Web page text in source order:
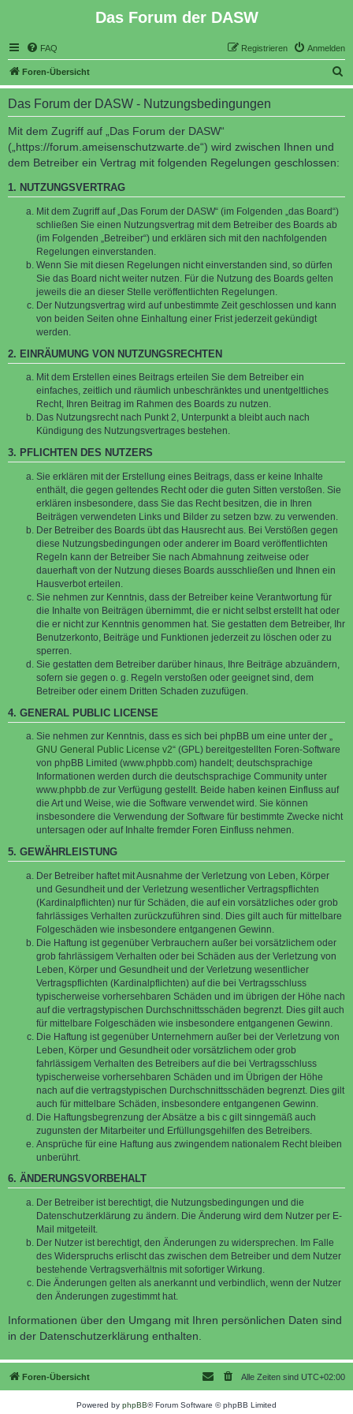
Das Forum der DASW
FAQ Anmelden
Registrieren
Foren-Übersicht
u
Das Forum der DASW - Nutzungsbedingungen
Mit dem Zugriff auf „Das Forum der DASW“
(„https://forum.ameisenschutzwarte.de“) wird zwischen Ihnen und
dem Betreiber ein Vertrag mit folgenden Regelungen geschlossen:
1. NUTZUNGSVERTRAG
Mit dem Zugriff auf „Das Forum der DASW“ (im Folgenden „das Board“)
schließen Sie einen Nutzungsvertrag mit dem Betreiber des Boards ab
(im Folgenden „Betreiber“) und erklären sich mit den nachfolgenden
Regelungen einverstanden.
Wenn Sie mit diesen Regelungen nicht einverstanden sind, so dürfen
Sie das Board nicht weiter nutzen. Für die Nutzung des Boards gelten
jeweils die an dieser Stelle veröffentlichten Regelungen.
Der Nutzungsvertrag wird auf unbestimmte Zeit geschlossen und kann
von beiden Seiten ohne Einhaltung einer Frist jederzeit gekündigt
werden.
2. EINRÄUMUNG VON NUTZUNGSRECHTEN
Mit dem Erstellen eines Beitrags erteilen Sie dem Betreiber ein
einfaches, zeitlich und räumlich unbeschränktes und unentgeltliches
Recht, Ihren Beitrag im Rahmen des Boards zu nutzen.
Das Nutzungsrecht nach Punkt 2, Unterpunkt a bleibt auch nach
Kündigung des Nutzungsvertrages bestehen.
3. PFLICHTEN DES NUTZERS
Sie erklären mit der Erstellung eines Beitrags, dass er keine Inhalte
enthält, die gegen geltendes Recht oder die guten Sitten verstoßen. Sie
erklären insbesondere, dass Sie das Recht besitzen, die in Ihren
Beiträgen verwendeten Links und Bilder zu setzen bzw. zu verwenden.
Der Betreiber des Boards übt das Hausrecht aus. Bei Verstößen gegen
diese Nutzungsbedingungen oder anderer im Board veröffentlichten
Regeln kann der Betreiber Sie nach Abmahnung zeitweise oder
dauerhaft von der Nutzung dieses Boards ausschließen und Ihnen ein
Hausverbot erteilen.
Sie nehmen zur Kenntnis, dass der Betreiber keine Verantwortung für
die Inhalte von Beiträgen übernimmt, die er nicht selbst erstellt hat oder
die er nicht zur Kenntnis genommen hat. Sie gestatten dem Betreiber, Ihr
Benutzerkonto, Beiträge und Funktionen jederzeit zu löschen oder zu
sperren.
Sie gestatten dem Betreiber darüber hinaus, Ihre Beiträge abzuändern,
sofern sie gegen o. g. Regeln verstoßen oder geeignet sind, dem
Betreiber oder einem Dritten Schaden zuzufügen.
4. GENERAL PUBLIC LICENSE
Sie nehmen zur Kenntnis, dass es sich bei phpBB um eine unter der „
GNU General Public License v2“ (GPL) bereitgestellten Foren-Software
von phpBB Limited (www.phpbb.com) handelt; deutschsprachige
Informationen werden durch die deutschsprachige Community unter
www.phpbb.de zur Verfügung gestellt. Beide haben keinen Einfluss auf
die Art und Weise, wie die Software verwendet wird. Sie können
insbesondere die Verwendung der Software für bestimmte Zwecke nicht
untersagen oder auf Inhalte fremder Foren Einfluss nehmen.
5. GEWÄHRLEISTUNG
Der Betreiber haftet mit Ausnahme der Verletzung von Leben, Körper
und Gesundheit und der Verletzung wesentlicher Vertragspflichten
(Kardinalpflichten) nur für Schäden, die auf ein vorsätzliches oder grob
fahrlässiges Verhalten zurückzuführen sind. Dies gilt auch für mittelbare
Folgeschäden wie insbesondere entgangenen Gewinn.
Die Haftung ist gegenüber Verbrauchern außer bei vorsätzlichem oder
grob fahrlässigem Verhalten oder bei Schäden aus der Verletzung von
Leben, Körper und Gesundheit und der Verletzung wesentlicher
Vertragspflichten (Kardinalpflichten) auf die bei Vertragsschluss
typischerweise vorhersehbaren Schäden und im übrigen der Höhe nach
auf die vertragstypischen Durchschnittsschäden begrenzt. Dies gilt auch
für mittelbare Folgeschäden wie insbesondere entgangenen Gewinn.
Die Haftung ist gegenüber Unternehmern außer bei der Verletzung von
Leben, Körper und Gesundheit oder vorsätzlichem oder grob
fahrlässigem Verhalten des Betreibers auf die bei Vertragsschluss
typischerweise vorhersehbaren Schäden und im Übrigen der Höhe
nach auf die vertragstypischen Durchschnittsschäden begrenzt. Dies gilt
auch für mittelbare Schäden, insbesondere entgangenen Gewinn.
Die Haftungsbegrenzung der Absätze a bis c gilt sinngemäß auch
zugunsten der Mitarbeiter und Erfüllungsgehilfen des Betreibers.
Ansprüche für eine Haftung aus zwingendem nationalem Recht bleiben
unberührt.
6. ÄNDERUNGSVORBEHALT
Der Betreiber ist berechtigt, die Nutzungsbedingungen und die
Datenschutzerklärung zu ändern. Die Änderung wird dem Nutzer per E-
Mail mitgeteilt.
Der Nutzer ist berechtigt, den Änderungen zu widersprechen. Im Falle
des Widerspruchs erlischt das zwischen dem Betreiber und dem Nutzer
bestehende Vertragsverhältnis mit sofortiger Wirkung.
Die Änderungen gelten als anerkannt und verbindlich, wenn der Nutzer
den Änderungen zugestimmt hat.
Informationen über den Umgang mit Ihren persönlichen Daten sind
in der Datenschutzerklärung enthalten.
Foren-Übersicht Alle Zeiten sind UTC+02:00
Powered by phpBB® Forum Software © phpBB Limited